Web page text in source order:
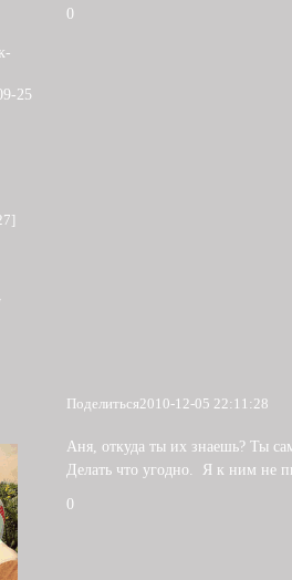
25
0
Поделиться2010-12-05 22:11:28
Аня, откуда ты их знаешь? Ты
Делать что угодно. Я к ним не
0